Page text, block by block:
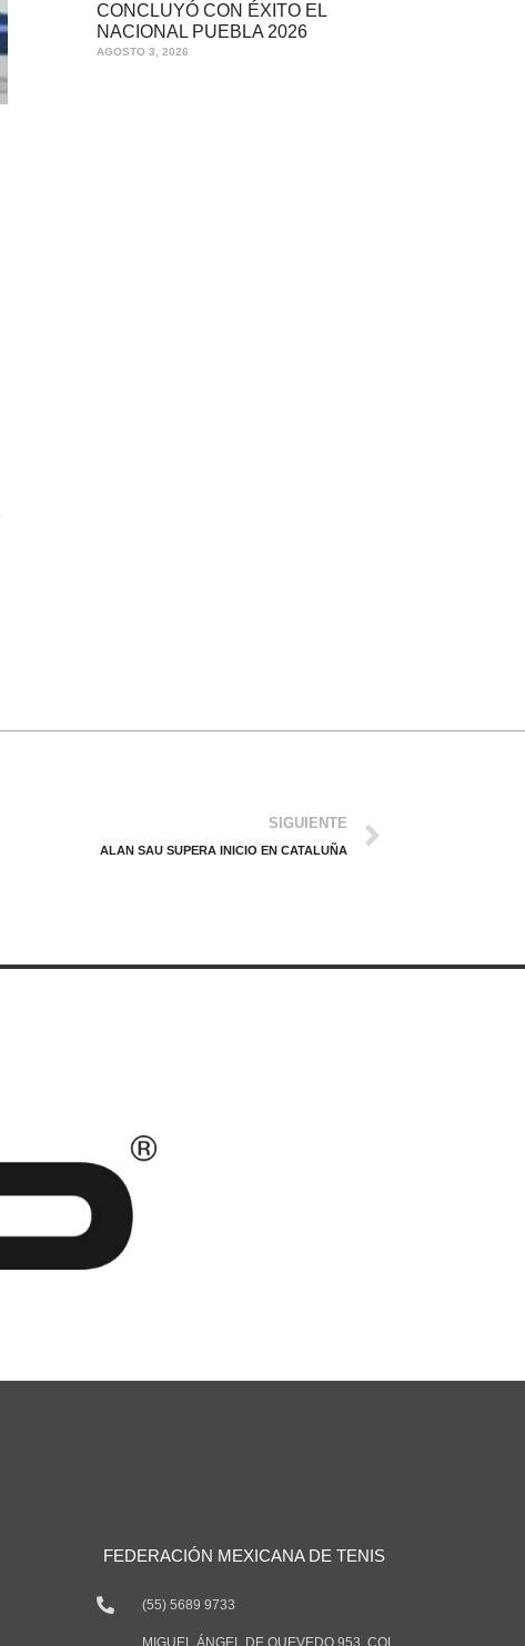
CONCLUYÓ CON ÉXITO EL
NACIONAL PUEBLA 2026
AGOSTO 3, 2026
SIGUIENTE
ALAN SAU SUPERA INICIO EN CATALUÑA
FEDERACIÓN MEXICANA DE TENIS
(55) 5689 9733
MIGUEL ÁNGEL DE QUEVEDO 953, COL.